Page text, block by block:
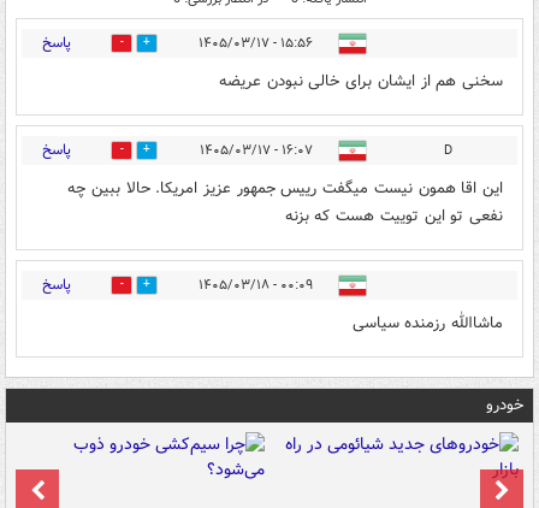
۱۵:۵۶ - ۱۴۰۵/۰۳/۱۷ 1 پاسخ
سخنی هم از ایشان برای خالی نبودن عریضه
D ۱۶:۰۷ - ۱۴۰۵/۰۳/۱۷ 1 پاسخ
این اقا همون نیست میگفت رییس جمهور عزیز امریکا. حالا ببین چه
نفعی تو این توییت هست که بزنه
۰۰:۰۹ - ۱۴۰۵/۰۳/۱۸ 0 پاسخ
ماشاالله رزمنده سیاسی
خودرو